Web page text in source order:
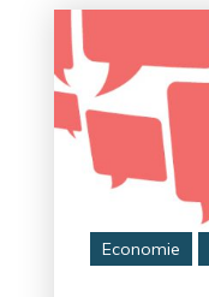
Economie